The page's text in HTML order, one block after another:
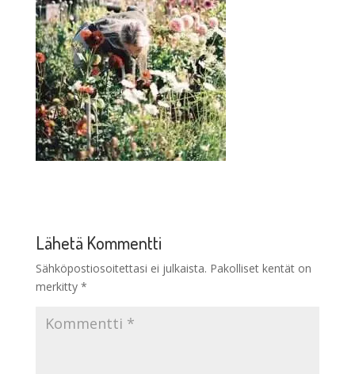
Lähetä Kommentti
Sähköpostiosoitettasi ei julkaista. Pakolliset kentät on
merkitty *